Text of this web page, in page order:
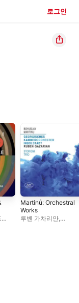
로그인
Martinů: Orchestral
Works
루벤 가차리안,